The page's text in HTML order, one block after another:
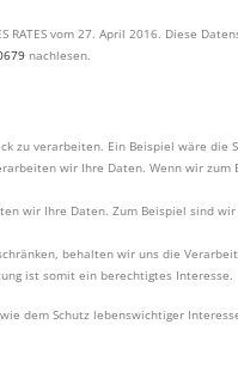
RATES vom 27. April 2016. Diese
nachlesen.
zu verarbeiten. Ein Beispiel wäre
wir Ihre Daten. Wenn wir
wir Ihre Daten. Zum Beispiel sind
behalten wir uns die
ist somit ein berechtigtes Interesse.
dem Schutz lebenswichtiger